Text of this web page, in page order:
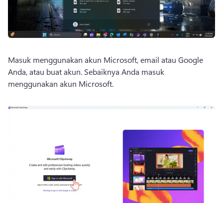
Masuk menggunakan akun Microsoft, email atau Google
Anda, atau buat akun. Sebaiknya Anda masuk
menggunakan akun Microsoft.